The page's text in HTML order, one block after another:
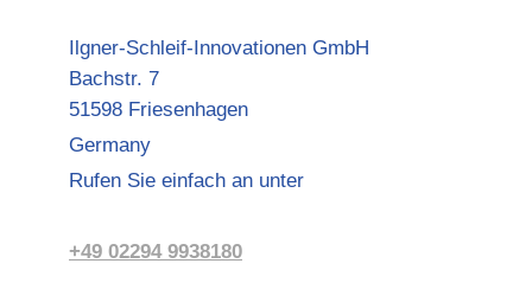
Ilgner-Schleif-Innovationen GmbH
Bachstr. 7
51598 Friesenhagen
Germany
Rufen Sie einfach an unter
+49 02294 9938180